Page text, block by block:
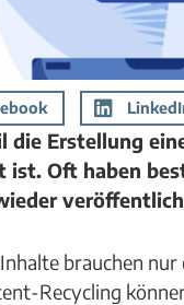
die Erstellung
ist. Oft haben
brauchen
Recycling